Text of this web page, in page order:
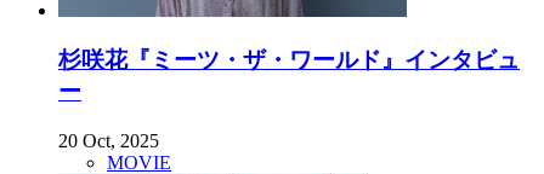
杉咲花『ミーツ・ザ・ワールド』インタビュ
ー
20 Oct, 2025
MOVIE